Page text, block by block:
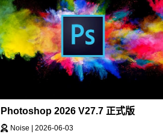
Photoshop 2026 V27.7 正式版
Noise
2026-06-03